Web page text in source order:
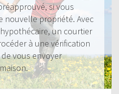
si vous
nouvelle propriété. Avec
un courtier
à une vérification
vous envoyer